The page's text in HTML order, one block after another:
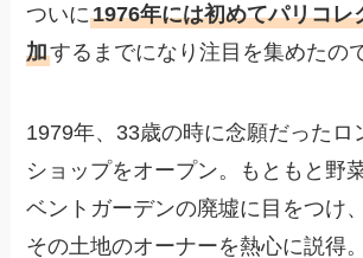
ついに1976年には初めてパリコレ
加するまでになり注目を集めたの
1979年、33歳の時に念願だったロ
ショップをオープン。もともと野
ベントガーデンの廃墟に目をつけ
その土地のオーナーを熱心に説得